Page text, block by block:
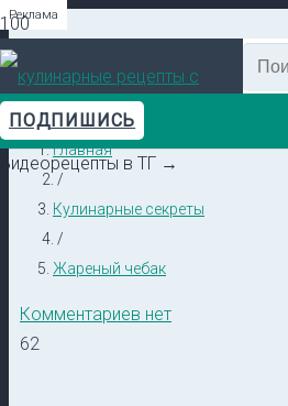
ПОДПИШИСЬ
Видеорецепты в ТГ →
Главная
/
Кулинарные секреты
/
Жареный чебак
Комментариев нет
62
Реклама
Реклама
Реклама
Реклама
Реклама
Реклама